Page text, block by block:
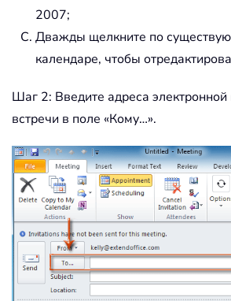
2007;
Дважды щелкните по
календаре, чтобы
Шаг 2: Введите адреса электронной
встречи в поле «Кому…».